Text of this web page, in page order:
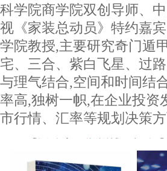
科学院商学院双创导师、
视《家装总动员》特约嘉
学院教授,主要研究奇门遁
宅、三合、紫白飞星、过
与理气结合,空间和时间结
率高,独树一帜,在企业投资
市行情、汇率等规划决策